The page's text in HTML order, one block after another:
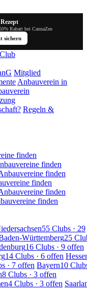
Rabatt bei CannaZen
sichern
Mitglied
Anbauverein in
Regeln &
finden
finden
finden
finden
finden
finden
55 Clubs · 29
Württemberg25
16 Clubs · 9 offen
14 Clubs · 6 offen
· 7 offen Bayern10
8 Clubs · 3 offen
4 Clubs · 3 offen